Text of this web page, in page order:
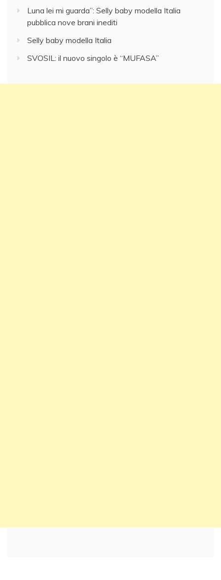
Luna lei mi guarda”: Selly baby modella Italia
pubblica nove brani inediti
Selly baby modella Italia
SVOSIL: il nuovo singolo è “MUFASA”